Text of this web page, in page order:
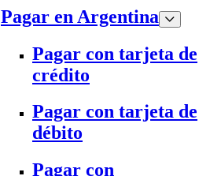
Pagar en Argentina
Pagar con tarjeta de
crédito
Pagar con tarjeta de
débito
Pagar con